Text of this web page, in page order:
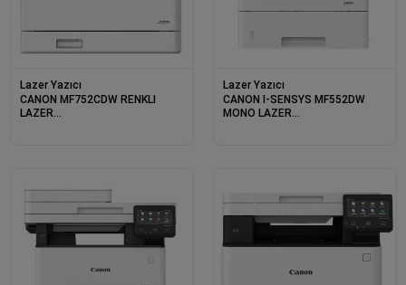
Lazer Yazıcı
CANON MF752CDW RENKLI
LAZER
Lazer Yazıcı
CANON I-SENSYS MF552DW
MONO LAZER